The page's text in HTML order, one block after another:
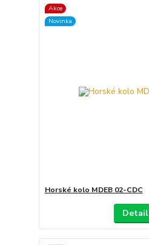
Akce
Novinka
Horské kolo MDEB 02-CDC
Detail